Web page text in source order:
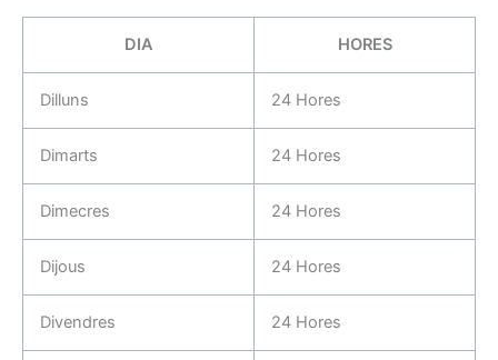
DIA HORES
Dilluns 24 Hores
Dimarts 24 Hores
Dimecres 24 Hores
Dijous 24 Hores
Divendres 24 Hores